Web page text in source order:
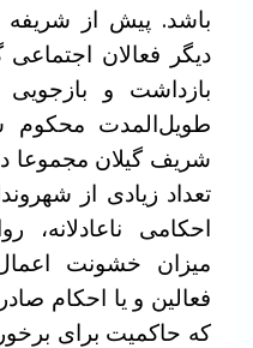
باشد. پیش از شریفه
دیگر فعالان
بازداشت و
طویل‌المدت محکوم
شریف گیلان مجموعا
تعداد زیادی از
احکامی ناعادلانه،
میزان خشونت
فعالین و یا احکام
که حاکمیت برای